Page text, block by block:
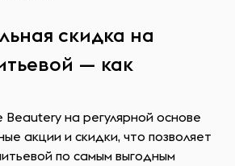
скидка на
— как
на регулярной основе
акции и скидки, что позволяет
по самым выгодным